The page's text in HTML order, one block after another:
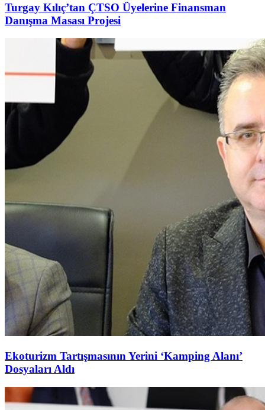
Turgay Kılıç’tan ÇTSO Üyelerine Finansman
Danışma Masası Projesi
Ekoturizm Tartışmasının Yerini ‘Kamping Alanı’
Dosyaları Aldı